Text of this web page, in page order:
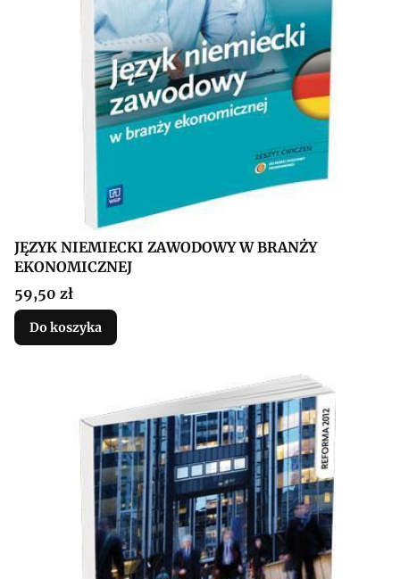
JĘZYK NIEMIECKI ZAWODOWY W BRANŻY
EKONOMICZNEJ
Cena
59,50 zł
Do koszyka